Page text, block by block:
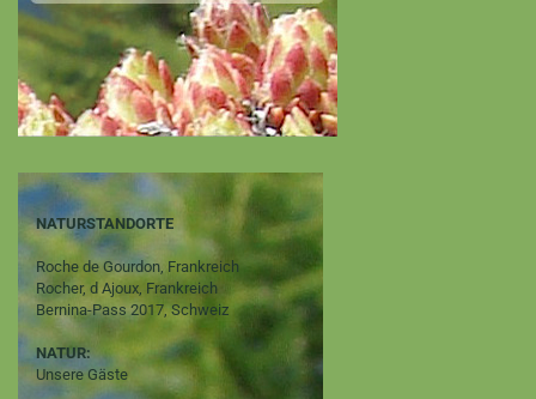
NATURSTANDORTE
Roche de Gourdon, Frankreich
Rocher, d Ajoux, Frankreich
Bernina-Pass 2017, Schweiz
NATUR:
Unsere Gäste